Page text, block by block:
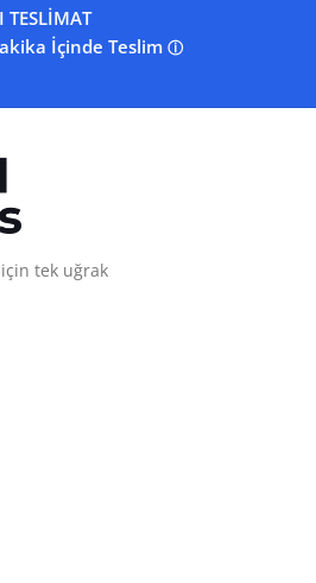
TESLİMAT
İçinde Teslim ⓘ
tek uğrak